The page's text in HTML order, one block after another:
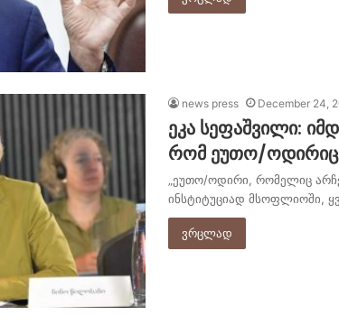
news press December 24,
ეკა სეფაშვილი:
რომ ეუთო/ოდირიც
„ეუთო/ოდირი, რომელიც
ინსტიტუციად მსოფლიოში,
ვრცლად